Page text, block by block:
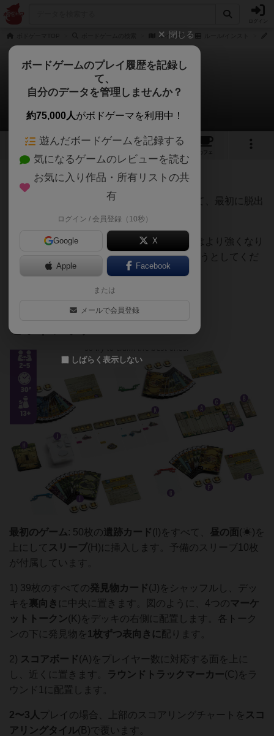
ルインズ
ルインズ
jurongさんのルール/インスト
1
カフェ
306名 1名 0 9ヶ月前
ランクが一致する遺跡のセットをプレイして、最初に脱出
することを目指します。
各発見物が遺跡に追加されるたびに、遺跡はより強くなり
ます — したがって、最高の遺跡を所有しようとしてくだ
セットアップ
最初のゲーム : 50枚の遺跡カード(I)をすべて、 昼の面(☀)を
上にして スリーブ(H)に挿入します。予備のスリーブ10枚
が付属しています。
1) 39枚のすべての発見物カード(J)をシャッフルし、デッ
キを裏向き に中央に置きます。図のように、4つのマーケ
ットトークン(K)をデッキの右側に配置します。各トーク
ンの下に発見物を1枚ずつ表向きに配ります。
2) スコアボード(A)をプレイヤー数に対応する面を上に
し、近くに置きます。
ラウンドトラックマーカー(C)をラ
ウンド1に配置します。
2〜3人 プレイの場合、上部のスコアリングチャートを スコ
アリングタイル(B)で覆います。
閉じる
ボードゲームのプレイ履歴を記録し
て、
自分のデータを管理しませんか？
約75,000人がボドゲーマを利用中！
遊んだボードゲームを記録する
気になるゲームのレビューを読む
お気に入り作品・所有リストの共
有
ログイン / 会員登録（10秒）
Google X
Apple Facebook
または
メールで会員登録
しばらく表示しない